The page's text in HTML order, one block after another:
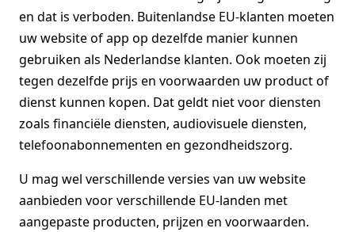
en dat is verboden. Buitenlandse EU-klanten moeten
uw website of app op dezelfde manier kunnen
gebruiken als Nederlandse klanten. Ook moeten zij
tegen dezelfde prijs en voorwaarden uw product of
dienst kunnen kopen. Dat geldt niet voor diensten
zoals financiële diensten, audiovisuele diensten,
telefoonabonnementen en gezondheidszorg.
U mag wel verschillende versies van uw website
aanbieden voor verschillende EU-landen met
aangepaste producten, prijzen en voorwaarden.